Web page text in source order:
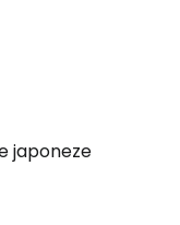
japoneze